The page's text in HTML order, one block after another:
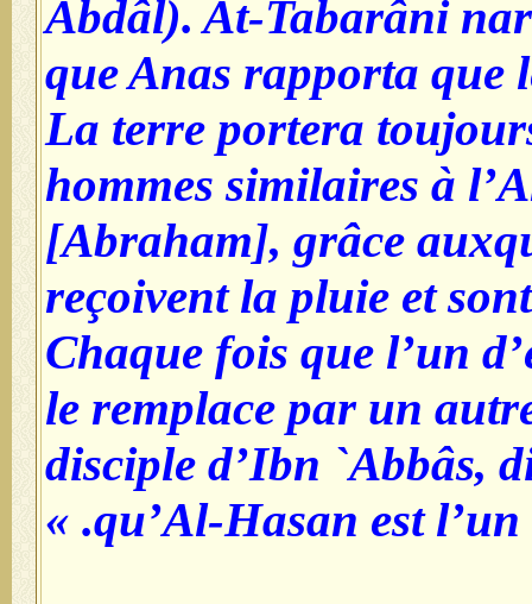
Abdâl). At-Tabarâni
que Anas rapporta que
La terre portera
hommes similaires à
[Abraham], grâce
reçoivent la pluie et
Chaque fois que l’un
le remplace par un
disciple d’Ibn `Abbâs,
qu’Al-Hasan est l’un